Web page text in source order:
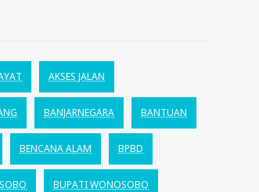
AKSES JALAN
BANJARNEGARA BANTUAN
BENCANA ALAM BPBD
BUPATI WONOSOBO